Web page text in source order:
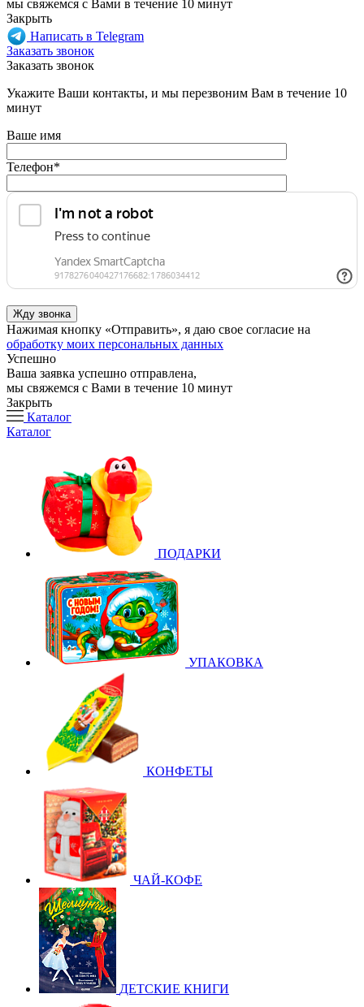
мы свяжемся с Вами в течение 10 минут
Закрыть
Написать в Telegram
Заказать звонок
Заказать звонок
Укажите Ваши контакты, и мы перезвоним Вам в течение 10
минут
Ваше имя
Телефон*
Нажимая кнопку «Отправить», я даю свое согласие на
обработку моих персональных данных
Успешно
Ваша заявка успешно отправлена,
мы свяжемся с Вами в течение 10 минут
Закрыть
Каталог
Каталог
ПОДАРКИ
УПАКОВКА
КОНФЕТЫ
ЧАЙ-КОФЕ
ДЕТСКИЕ КНИГИ